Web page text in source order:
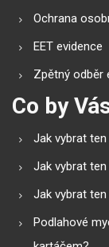
Ochrana
EET evidence
Zpětný odběr
Co by
Jak vybrat
Jak vybrat
Jak vybrat
Podlahové